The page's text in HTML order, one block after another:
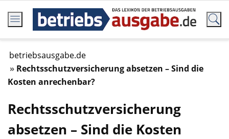
betriebsausgabe.de
Rechtsschutzversicherung absetzen – Sind die
Kosten anrechenbar?
Rechtsschutzversicherung
absetzen – Sind die Kosten